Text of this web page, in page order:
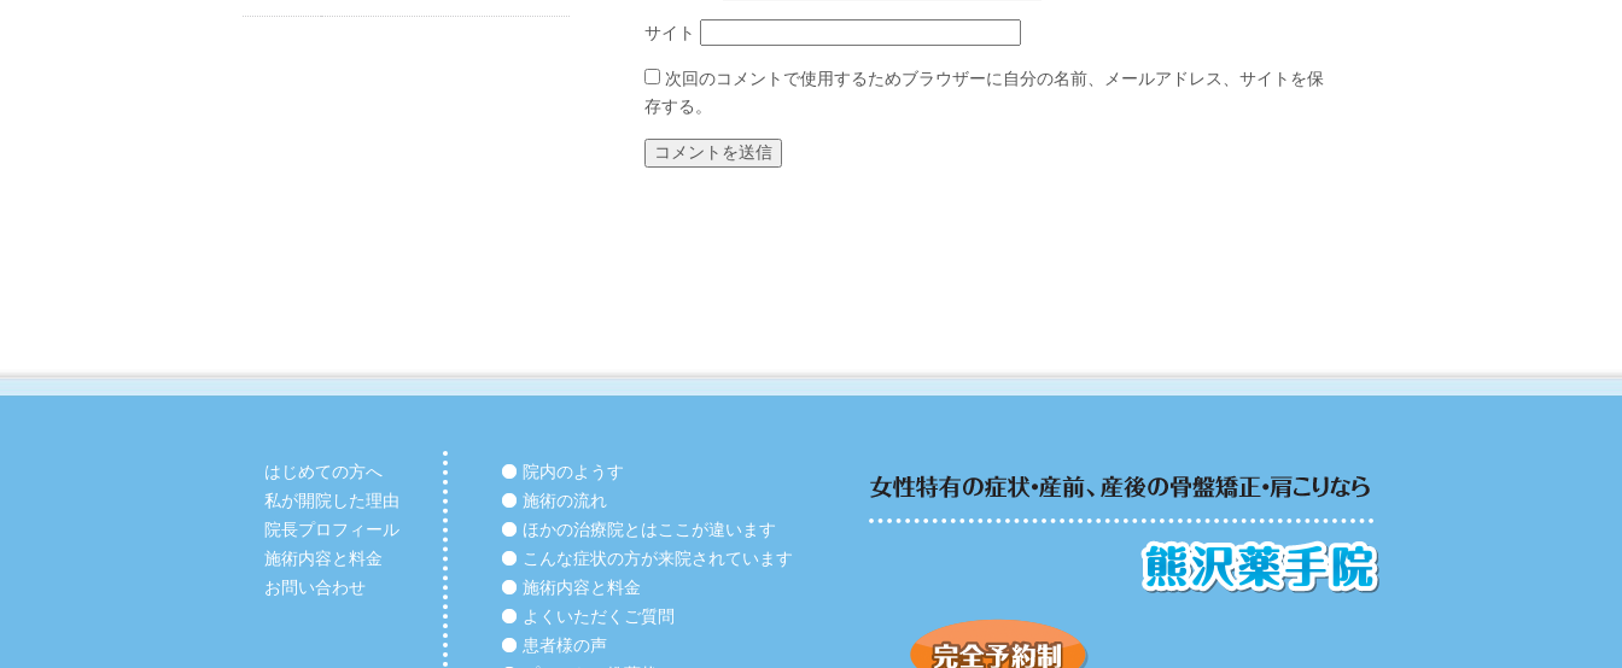
サイト
次回のコメントで使用するためブラウザーに自分の名前、メールアドレス、サイトを保
存する。
はじめての方へ
私が開院した理由
院長プロフィール
施術内容と料金
お問い合わせ
院内のようす
施術の流れ
ほかの治療院とはここが違います
こんな症状の方が来院されています
施術内容と料金
よくいただくご質問
患者様の声